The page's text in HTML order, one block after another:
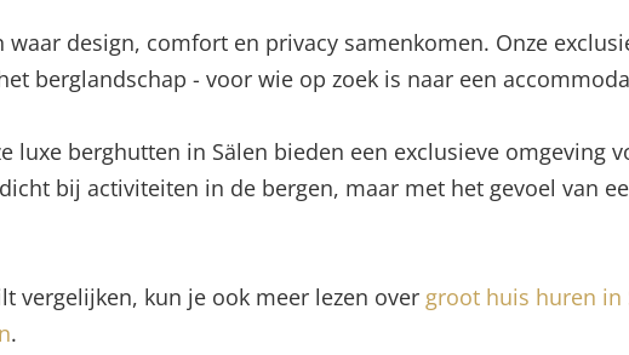
design, comfort en privacy samenkomen. Onze
berglandschap - voor wie op zoek is naar een
berghutten in Sälen bieden een exclusieve omgeving
bij activiteiten in de bergen, maar met het gevoel van
vergelijken, kun je ook meer lezen over groot huis huren in
.